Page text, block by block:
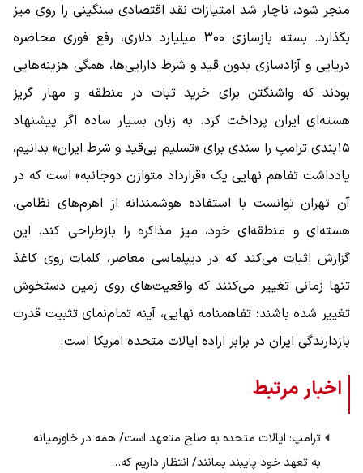
منجر شود، ناچار شد امتیازات نقد اقتصادی سنگینی را روی میز
بگذارد. بسته بازسازی ۳۰۰ میلیارد دلاری، رفع فوری محاصره
دریایی و آزادسازی بدون قید و شرط دارایی‌ها، همگی هزینه‌هایی
بودند که واشنگتن برای خرید ثبات در منطقه و مهار گریز
هسته‌ای ایران پرداخت کرد. به زبان بسیار ساده اگر پیشنهاد
۱۵‌بندی ترامپ را سندی برای «تسلیم بی‌قید و شرط ایران» بدانیم،
یادداشت تفاهم نهایی یک «قرارداد متوازن دوجانبه» است که در
آن تهران توانست با استفاده هوشمندانه از اهرم‌های نظامی،
هسته‌ای و منطقه‌ای خود، میز مذاکره را بازطراحی کند. این
گزارش اثبات می‌کند که در دیپلماسی معاصر، کلمات روی کاغذ
تنها زمانی تغییر می‌کنند که واقعیت‌های روی زمین دستخوش
تغییر شده باشند؛ تفاهمنامه نهایی، آینه تمام‌نمای تثبیت قدرت
بازدارندگی ایران در برابر اراده ایالات متحده امریکا است.
اخبار مرتبط
ترامپ: ایالات متحده به صلح متعهد است/ همه در خاورمیانه
به تعهد خود پایبند بمانند/ انتظار داریم که…